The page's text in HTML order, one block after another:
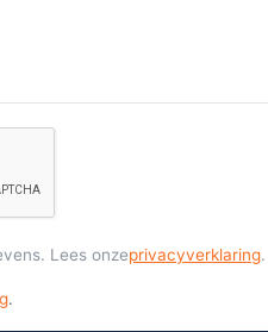
Lees onzeprivacyverklaring.
.